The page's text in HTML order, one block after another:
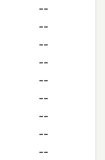
--
--
--
--
--
--
--
--
--